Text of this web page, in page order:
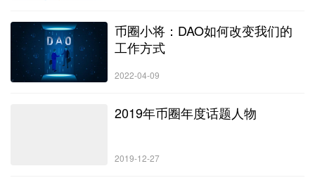
币圈小将：DAO如何改变我们的
工作方式
2022-04-09
2019年币圈年度话题人物
2019-12-27